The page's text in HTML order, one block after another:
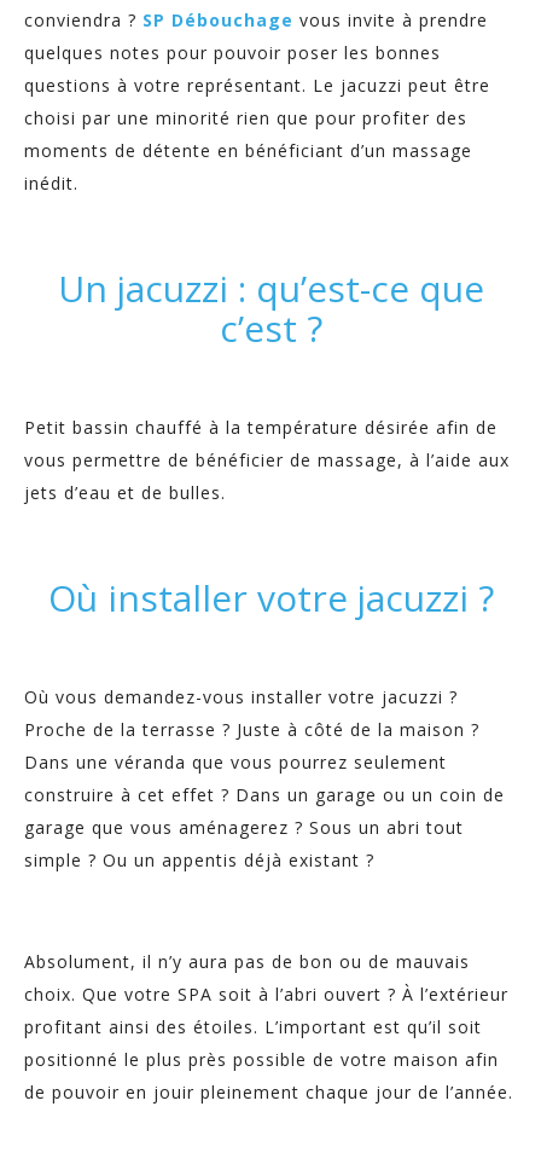
conviendra ? SP Débouchage vous invite à prendre
quelques notes pour pouvoir poser les bonnes
questions à votre représentant. Le jacuzzi peut être
choisi par une minorité rien que pour profiter des
moments de détente en bénéficiant d’un massage
inédit.
Un jacuzzi : qu’est-ce que
c’est ?
Petit bassin chauffé à la température désirée afin de
vous permettre de bénéficier de massage, à l’aide aux
jets d’eau et de bulles.
Où installer votre jacuzzi ?
Où vous demandez-vous installer votre jacuzzi ?
Proche de la terrasse ? Juste à côté de la maison ?
Dans une véranda que vous pourrez seulement
construire à cet effet ? Dans un garage ou un coin de
garage que vous aménagerez ? Sous un abri tout
simple ? Ou un appentis déjà existant ?
Absolument, il n’y aura pas de bon ou de mauvais
choix. Que votre SPA soit à l’abri ouvert ? À l’extérieur
profitant ainsi des étoiles. L’important est qu’il soit
positionné le plus près possible de votre maison afin
de pouvoir en jouir pleinement chaque jour de l’année.